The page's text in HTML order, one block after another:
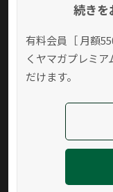
続きを
有料会員［ 月額
く ヤマガプレミア
だけます。